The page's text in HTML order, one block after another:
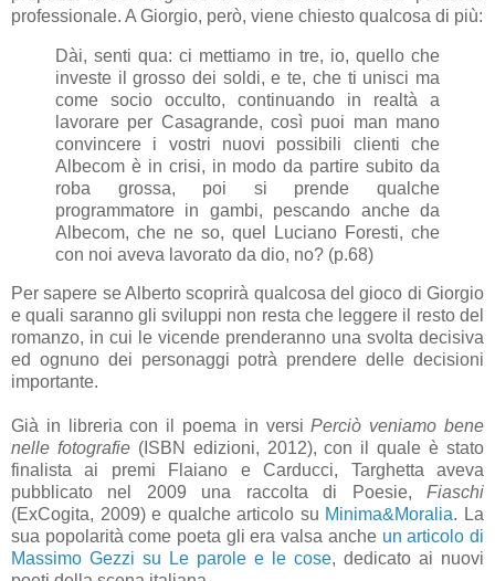
professionale. A Giorgio, però, viene chiesto qualcosa di più:
Dài, senti qua: ci mettiamo in tre, io, quello che
investe il grosso dei soldi, e te, che ti unisci ma
come socio occulto, continuando in realtà a
lavorare per Casagrande, così puoi man mano
convincere i vostri nuovi possibili clienti che
Albecom è in crisi, in modo da partire subito da
roba grossa, poi si prende qualche
programmatore in gambi, pescando anche da
Albecom, che ne so, quel Luciano Foresti, che
con noi aveva lavorato da dio, no? (p.68)
Per sapere se Alberto scoprirà qualcosa del gioco di Giorgio
e quali saranno gli sviluppi non resta che leggere il resto del
romanzo, in cui le vicende prenderanno una svolta decisiva
ed ognuno dei personaggi potrà prendere delle decisioni
importante.
Già in libreria con il poema in versiPerciò veniamo bene
nelle fotografie(ISBN edizioni, 2012), con il quale è stato
finalista ai premi Flaiano e Carducci, Targhetta aveva
pubblicato nel 2009 una raccolta di Poesie, Fiaschi
(ExCogita, 2009) e qualche articolo su Minima&Moralia. La
sua popolarità come poeta gli era valsa anche un articolo di
Massimo Gezzi su Le parole e le cose, dedicato ai nuovi